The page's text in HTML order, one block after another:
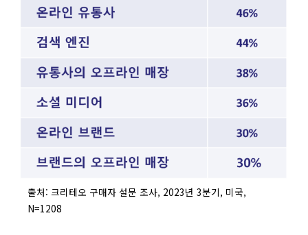
출처: 크리테오 구매자 설문 조사, 2023년 3분기, 미국,
N=1208